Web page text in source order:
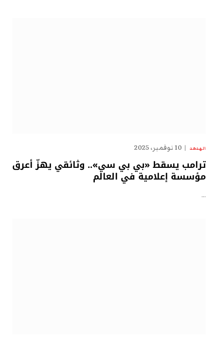
الهدهد 10 نوفمبر، 2025
ترامب يسقط «بي بي سي».. وثائقي يهزّ أعرق
مؤسسة إعلامية في العالم
…